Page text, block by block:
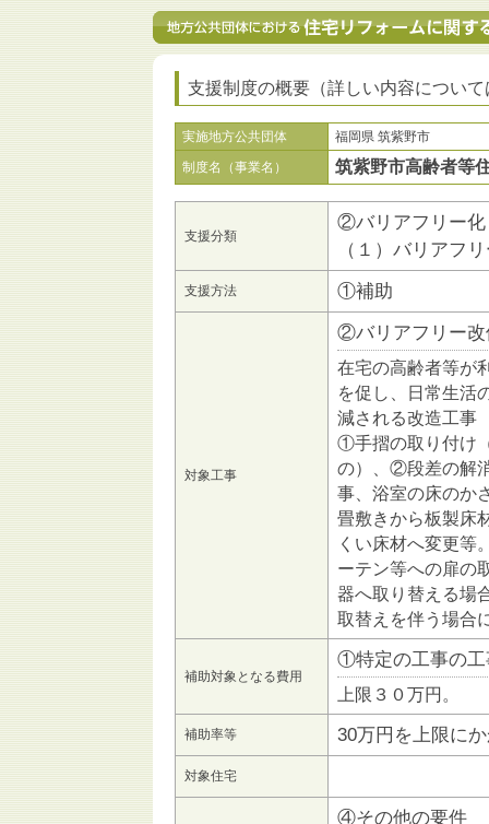
支援制度の概要（詳しい内容につい
実施地方公共団体
福岡県 筑紫野市
制度名（事業名）
筑紫野市高齢者等
支援分類
②バリアフリー化
（１）バリアフ
支援方法 ①補助
対象工事
②バリアフリー改
在宅の高齢者等が
を促し、日常生活
減される改造工事
①手摺の取り付け
の）、②段差の解
事、浴室の床のか
畳敷きから板製床
くい床材へ変更等
ーテン等への扉の
器へ取り替える場
取替えを伴う場合
補助対象となる費用
①特定の工事の工
上限３０万円。
補助率等 30万円を上限に
対象住宅
④その他の要件